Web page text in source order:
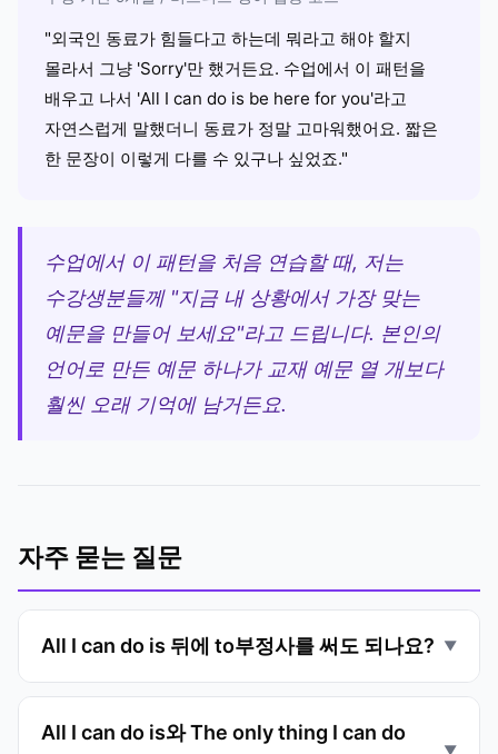
"외국인 동료가 힘들다고 하는데 뭐라고 해야 할지
몰라서 그냥 'Sorry'만 했거든요. 수업에서 이 패턴을
배우고 나서 'All I can do is be here for you'라고
자연스럽게 말했더니 동료가 정말 고마워했어요. 짧은
한 문장이 이렇게 다를 수 있구나 싶었죠."
수업에서 이 패턴을 처음 연습할 때, 저는
수강생분들께 "지금 내 상황에서 가장 맞는
예문을 만들어 보세요"라고 드립니다. 본인의
언어로 만든 예문 하나가 교재 예문 열 개보다
훨씬 오래 기억에 남거든요.
자주 묻는 질문
All I can do is 뒤에 to부정사를 써도 되나요?
All I can do is와 The only thing I can do